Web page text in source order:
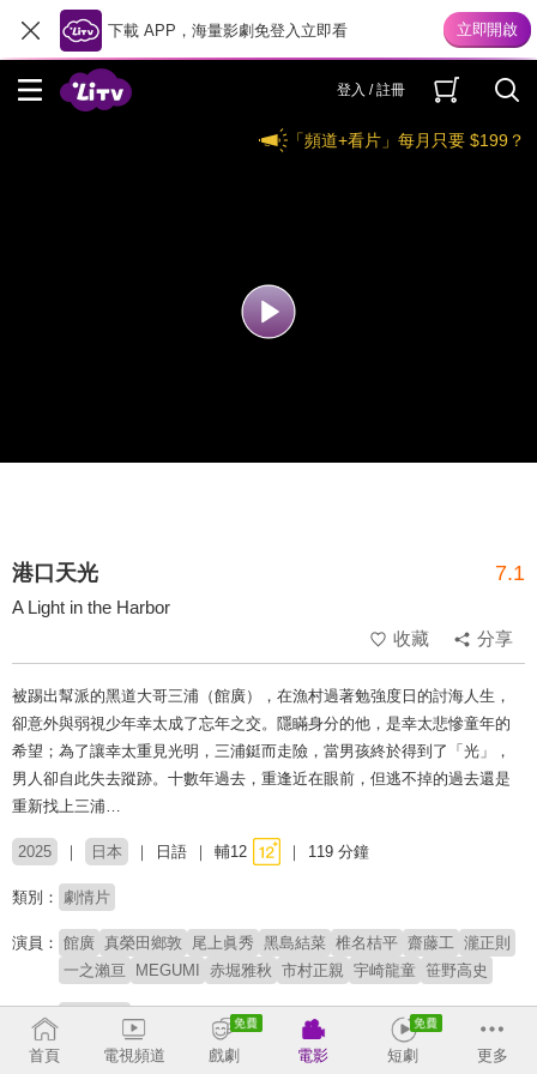
下載 APP，海量影劇免登入立即看
登入 / 註冊
「頻道+看片」每月只要 $199？
港口天光 7.1
A Light in the Harbor
收藏
分享
被踢出幫派的黑道大哥三浦（館廣），在漁村過著勉強度日的討海人生，
卻意外與弱視少年幸太成了忘年之交。隱瞞身分的他，是幸太悲慘童年的
希望；為了讓幸太重見光明，三浦鋌而走險，當男孩終於得到了「光」，
男人卻自此失去蹤跡。十數年過去，重逢近在眼前，但逃不掉的過去還是
重新找上三浦…
2025 日本 日語 輔12 119 分鐘
類別： 劇情片
演員： 館廣 真榮田鄉敦 尾上眞秀 黑島結菜 椎名桔平 齋藤工 瀧正則
一之瀨亘
MEGUMI 赤堀雅秋 市村正親 宇崎龍童 笹野高史
導演： 藤井道人
※此內容含有：偏差行為 暴力血腥
首頁 電視頻道 戲劇 電影 短劇 更多